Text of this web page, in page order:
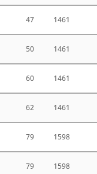
47 1461
50 1461
60 1461
62 1461
79 1598
79 1598